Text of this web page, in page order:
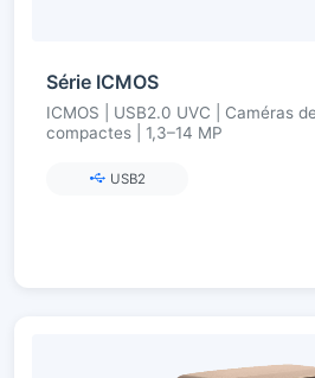
Série ICMOS
ICMOS | USB2.0 UVC | Caméras
compactes | 1,3–14 MP
USB2